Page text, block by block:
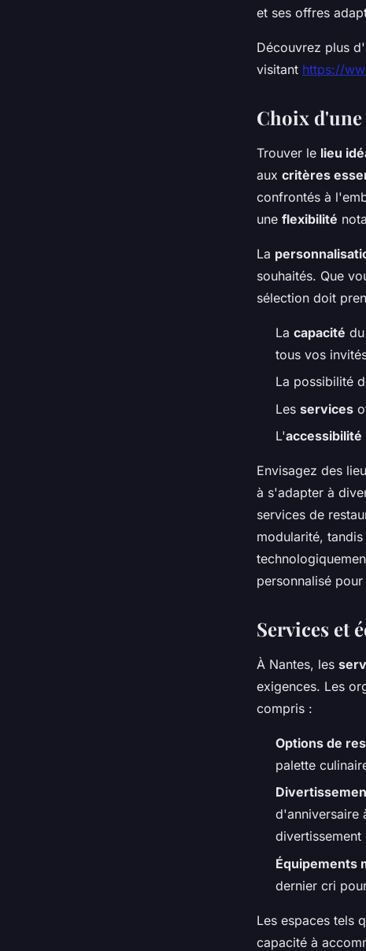
et ses offres
Découvrez plus
visitant https://
Choix d'une
Trouver le lieu
aux critères
confrontés à
une flexibilité
La
souhaités. Que
sélection doit
La capacité
tous vos
La possibilité
Les services
L'accessibilité
Envisagez des
à s'adapter à
services de
modularité,
personnalisé
Services et
À Nantes, les
exigences. Les
compris :
Options de
palette
d'anniversaire
Équipements
dernier cri
Les espaces tels
capacité à